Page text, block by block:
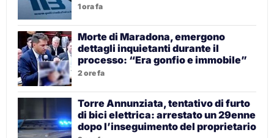
1 ora fa
Morte di Maradona, emergono
dettagli inquietanti durante il
processo: “Era gonfio e immobile”
2 ore fa
Torre Annunziata, tentativo di furto
di bici elettrica: arrestato un 29enne
dopo l’inseguimento del proprietario